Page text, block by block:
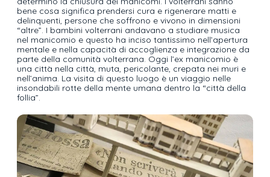
bene cosa significa prendersi cura e rigenerare matti e
delinquenti, persone che soffrono e vivono in dimensioni
“altre”. I bambini volterrani andavano a studiare musica
nel manicomio e questo ha inciso tantissimo nell’apertura
mentale e nella capacità di accoglienza e integrazione da
parte della comunità volterrana. Oggi l’ex manicomio è
una città nella città, muta, pericolante, crepata nei muri e
nell’anima. La visita di questo luogo è un viaggio nelle
insondabili rotte della mente umana dentro la “città della
follia”.